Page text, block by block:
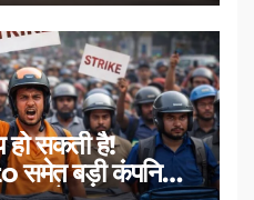
हो सकती है!
बड़ी कंपनियों